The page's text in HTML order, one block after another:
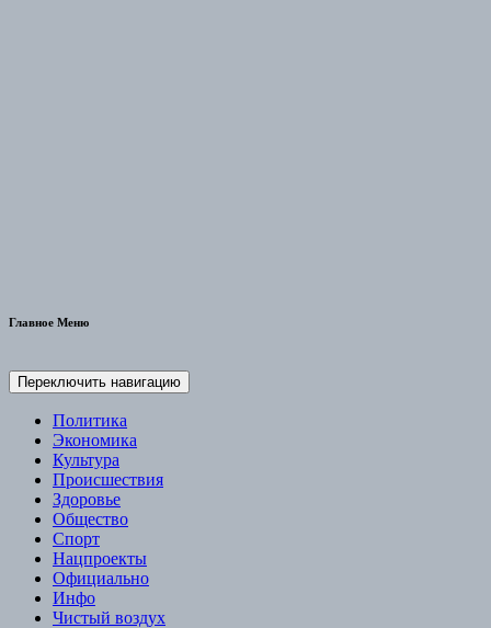
Главное Меню
Переключить навигацию
Политика
Экономика
Культура
Происшествия
Здоровье
Общество
Спорт
Нацпроекты
Официально
Инфо
Чистый воздух